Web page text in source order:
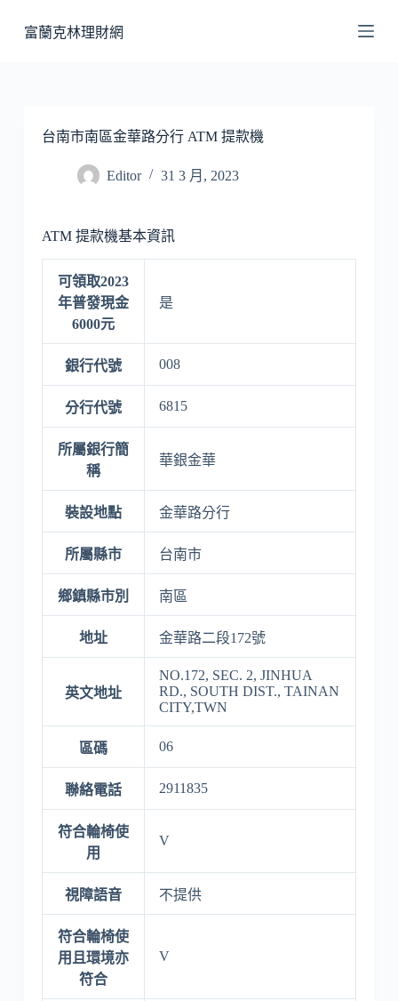
至
富蘭克林理財網
台南市南區金華路分行 ATM 提款機
Editor 31 3 月, 2023
ATM 提款機基本資訊
可領取2023
年普發現金
6000元
是
銀行代號 008
分行代號 6815
所屬銀行簡
稱
華銀金華
裝設地點 金華路分行
所屬縣市 台南市
鄉鎮縣市別 南區
地址 金華路二段172號
英文地址
NO.172, SEC. 2, JINHUA
RD., SOUTH DIST., TAINAN
CITY,TWN
區碼 06
聯絡電話 2911835
符合輪椅使
用
V
視障語音 不提供
符合輪椅使
用且環境亦
符合
V